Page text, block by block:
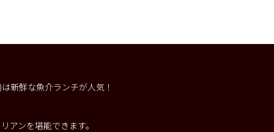
新鮮な魚介ランチが人気！
アンを堪能できます。